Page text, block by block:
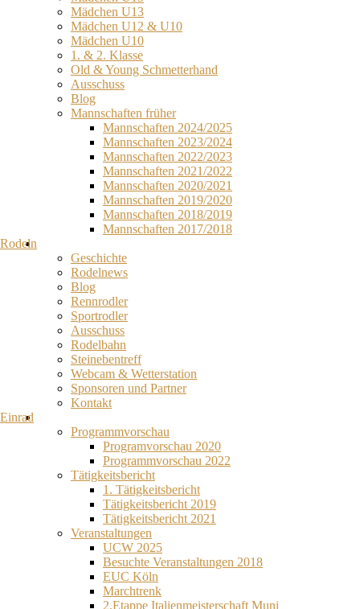
Mädchen U13
Mädchen U12 & U10
Mädchen U10
1. & 2. Klasse
Old & Young Schmetterhand
Ausschuss
Blog
Mannschaften früher
Mannschaften 2024/2025
Mannschaften 2023/2024
Mannschaften 2022/2023
Mannschaften 2021/2022
Mannschaften 2020/2021
Mannschaften 2019/2020
Mannschaften 2018/2019
Mannschaften 2017/2018
Rodeln
Geschichte
Rodelnews
Blog
Rennrodler
Sportrodler
Ausschuss
Rodelbahn
Steinebentreff
Webcam & Wetterstation
Sponsoren und Partner
Kontakt
Einrad
Programmvorschau
Programvorschau 2020
Programmvorschau 2022
Tätigkeitsbericht
1. Tätigkeitsbericht
Tätigkeitsbericht 2019
Tätigkeitsbericht 2021
Veranstaltungen
UCW 2025
Besuchte Veranstaltungen 2018
EUC Köln
Marchtrenk
2.Etappe Italienmeisterschaft Muni